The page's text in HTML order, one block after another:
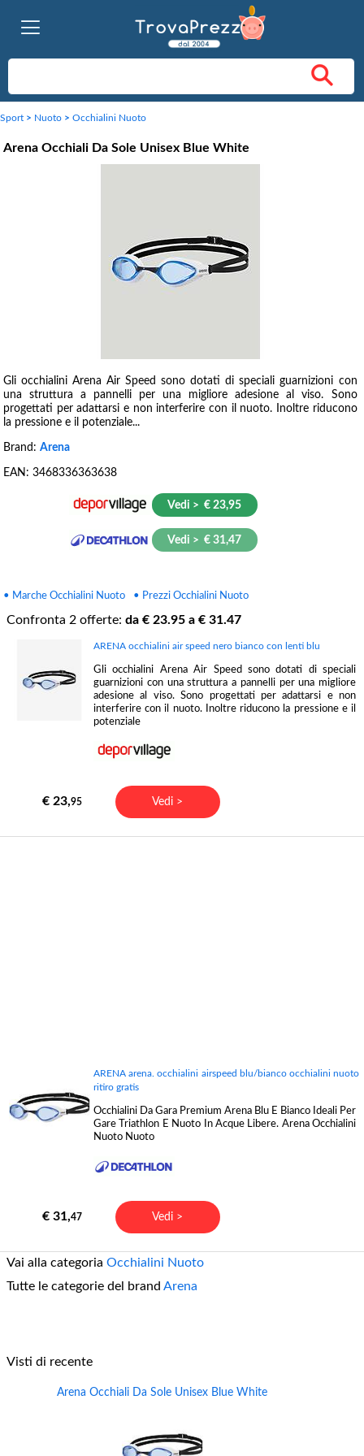
Sport > Nuoto > Occhialini Nuoto
Arena Occhiali Da Sole Unisex Blue White
Gli occhialini Arena Air Speed sono dotati di speciali guarnizioni con
una struttura a pannelli per una migliore adesione al viso. Sono
progettati per adattarsi e non interferire con il nuoto. Inoltre riducono
la pressione e il potenziale...
Brand: Arena
EAN: 3468336363638
Vedi > € 23,95
Vedi > € 31,47
• Marche Occhialini Nuoto • Prezzi Occhialini Nuoto
Confronta 2 offerte: da € 23.95 a € 31.47
ARENA occhialini air speed nero bianco con lenti blu
Gli occhialini Arena Air Speed sono dotati di speciali
guarnizioni con una struttura a pannelli per una migliore
adesione al viso. Sono progettati per adattarsi e non
interferire con il nuoto. Inoltre riducono la pressione e il
potenziale
€ 23,95 Vedi >
ARENA arena. occhialini airspeed blu/bianco occhialini nuoto
ritiro gratis
Occhialini Da Gara Premium Arena Blu E Bianco Ideali Per
Gare Triathlon E Nuoto In Acque Libere. Arena Occhialini
Nuoto Nuoto
€ 31,47 Vedi >
Vai alla categoria Occhialini Nuoto
Tutte le categorie del brand Arena
Visti di recente
Arena Occhiali Da Sole Unisex Blue White